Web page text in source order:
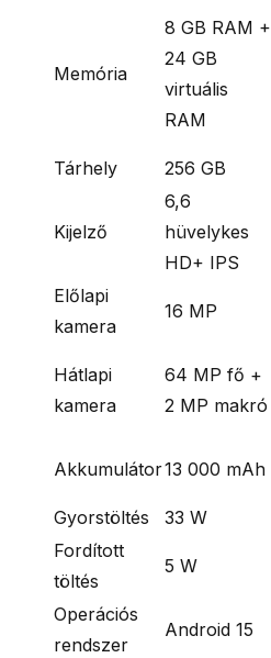
Memória
8 GB RAM +
24 GB
virtuális
RAM
Tárhely 256 GB
Kijelző
6,6
hüvelykes
HD+ IPS
Előlapi
kamera
16 MP
Hátlapi
kamera
64 MP fő +
2 MP makró
Akkumulátor13 000 mAh
Gyorstöltés 33 W
Fordított
töltés
5 W
Operációs
rendszer
Android 15